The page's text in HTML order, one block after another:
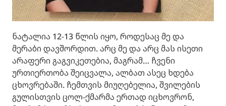
ნატალია 12-13 წლის იყო, როდესაც მე და
მერაბი დავშორდით. არც მე და არც მას ისეთი
არაფერი გაგვიკეთებია, მაგრამ… ჩვენი
ურთიერთობა შეიცვალა, ალბათ ასეც ხდება
ცხოვრებაში. ჩემთვის მიუღებელია, შვილების
გულისთვის ცოლ-ქმარმა ერთად იცხოვრონ,